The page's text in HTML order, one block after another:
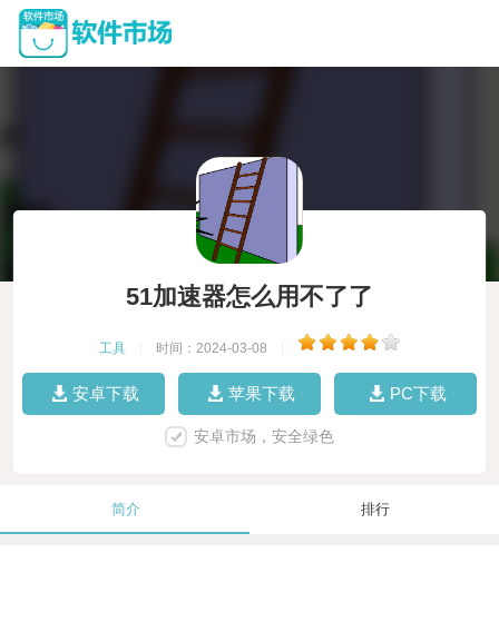
51加速器怎么用不了了
工具 时间：2024-03-08
安卓下载 苹果下载 PC下载
安卓市场，安全绿色
简介 排行